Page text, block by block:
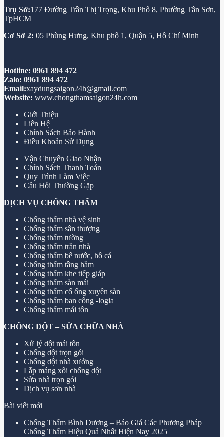
Trụ Sở:177 Đường Trần Thị Trọng, Khu Phố 8, Phường Tân Sơn,
TpHCM
Cơ Sở 2: 05 Phùng Hưng, Khu phố 1, Quận 5, Hồ Chí Minh
Hotline: 0961 894 472
Zalo: 0961 894 472
Email:xaydungsaigon24h@gmail.com
Website: www.chongthamsaigon24h.com
Giới Thiệu
Liên Hệ
Chính Sách Bảo Hành
Điều Khoản Sử Dụng
Vận Chuyển Giao Nhận
Chính Sách Thanh Toán
Quy Trình Làm Việc
Câu Hỏi Thường Gặp
DỊCH VỤ CHỐNG THẤM
Chống thấm nhà vệ sinh
Chống thấm sân thượng
Chống thấm tường
Chống thấm trần nhà
Chống thấm bể nước, hồ cá
Chống thấm tầng hầm
Chống thấm khe tiếp giáp
Chống thấm sàn mái
Chống thấm cổ ống xuyên sàn
Chống thấm ban công -logia
Chống thấm mái tôn
CHỐNG DỘT – SỬA CHỮA NHÀ
Xử lý dột mái tôn
Chống dột trọn gói
Chống dột nhà xưởng
Lắp máng xối chống dột
Sửa nhà trọn gói
Dịch vụ sơn nhà
Bài viết mới
Chống Thấm Bình Dương – Báo Giá Các Phương Pháp
Chống Thấm Hiệu Quả Nhất Hiện Nay 2025